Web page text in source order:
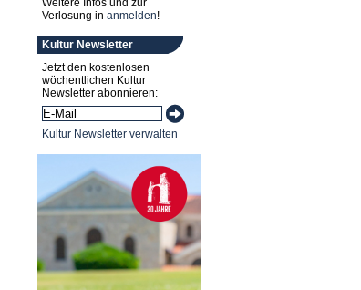
Weitere Infos und zur
Verlosung in anmelden!
Kultur Newsletter
Jetzt den kostenlosen
wöchentlichen Kultur
Newsletter abonnieren:
Kultur Newsletter verwalten